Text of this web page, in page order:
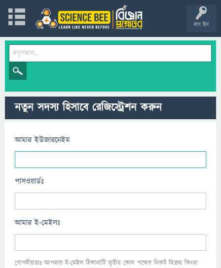
লগ ইন
নতুন সদস্য হিসাবে রেজিস্ট্রেশন করুন
আমার ইউজারনেইম
পাসওয়ার্ডঃ
আমার ই-মেইলঃ
গোপনীয়তাঃ আপনার ই-মেইল ঠিকানাটি তৃতীয় কোন পক্ষের নিকট বিক্রয় কিংবা